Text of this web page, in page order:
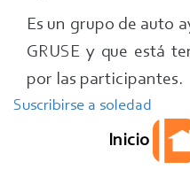
Es un grupo de auto
GRUSE y que está
por las participantes.
Suscribirse a soledad
Inicio